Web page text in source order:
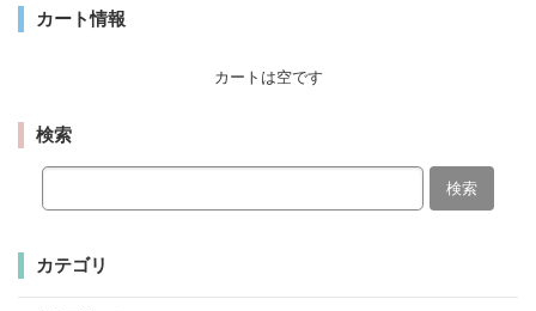
カート情報
カートは空です
検索
検索
カテゴリ